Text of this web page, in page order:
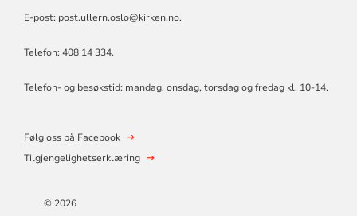
E-post: post.ullern.oslo@kirken.no.
Telefon: 408 14 334.
Telefon- og besøkstid: mandag, onsdag, torsdag og fredag kl. 10-14.
Følg oss på Facebook
Tilgjengelighetserklæring
© 2026